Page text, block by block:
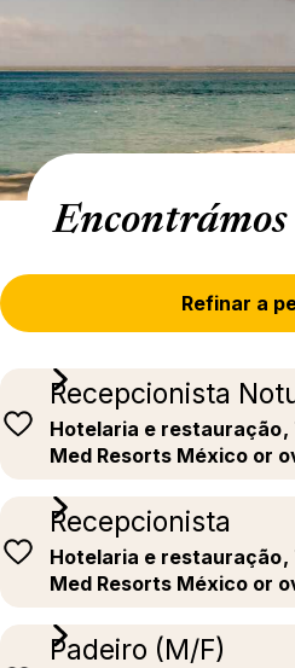
Encontrámos
Refinar a
Recepcionista
Hotelaria e restauração,
Med Resorts México or
Recepcionista
Hotelaria e restauração,
Med Resorts México or
Padeiro (M/F)